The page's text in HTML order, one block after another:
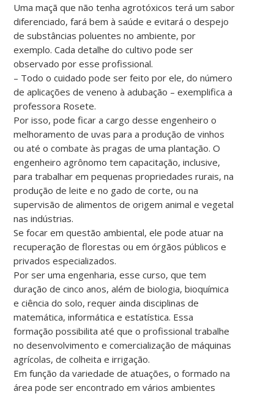
Uma maçã que não tenha agrotóxicos terá um sabor
diferenciado, fará bem à saúde e evitará o despejo
de substâncias poluentes no ambiente, por
exemplo. Cada detalhe do cultivo pode ser
observado por esse profissional.
– Todo o cuidado pode ser feito por ele, do número
de aplicações de veneno à adubação – exemplifica a
professora Rosete.
Por isso, pode ficar a cargo desse engenheiro o
melhoramento de uvas para a produção de vinhos
ou até o combate às pragas de uma plantação. O
engenheiro agrônomo tem capacitação, inclusive,
para trabalhar em pequenas propriedades rurais, na
produção de leite e no gado de corte, ou na
supervisão de alimentos de origem animal e vegetal
nas indústrias.
Se focar em questão ambiental, ele pode atuar na
recuperação de florestas ou em órgãos públicos e
privados especializados.
Por ser uma engenharia, esse curso, que tem
duração de cinco anos, além de biologia, bioquímica
e ciência do solo, requer ainda disciplinas de
matemática, informática e estatística. Essa
formação possibilita até que o profissional trabalhe
no desenvolvimento e comercialização de máquinas
agrícolas, de colheita e irrigação.
Em função da variedade de atuações, o formado na
área pode ser encontrado em vários ambientes